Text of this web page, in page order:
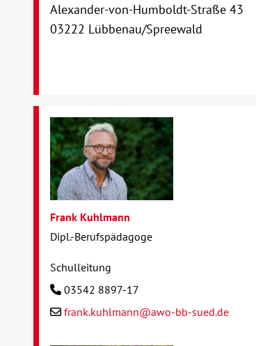
Alexander-von-Humboldt-Straße 43
03222 Lübbenau/Spreewald
Frank Kuhlmann
Dipl.-Berufspädagoge
Schulleitung
03542 8897-17
frank.kuhlmann@awo-bb-sued.de